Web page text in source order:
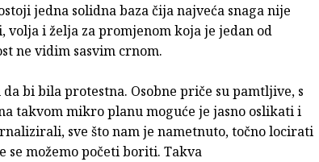
jedna solidna baza čija najveća snaga nije
i želja za promjenom koja je jedan od
ne vidim sasvim crnom.
bi bila protestna. Osobne priče su pamtljive, s
takvom mikro planu moguće je jasno oslikati i
sve što nam je nametnuto, točno locirati
se možemo početi boriti. Takva